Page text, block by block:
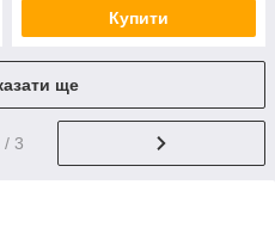
Купити
ще
/ 3